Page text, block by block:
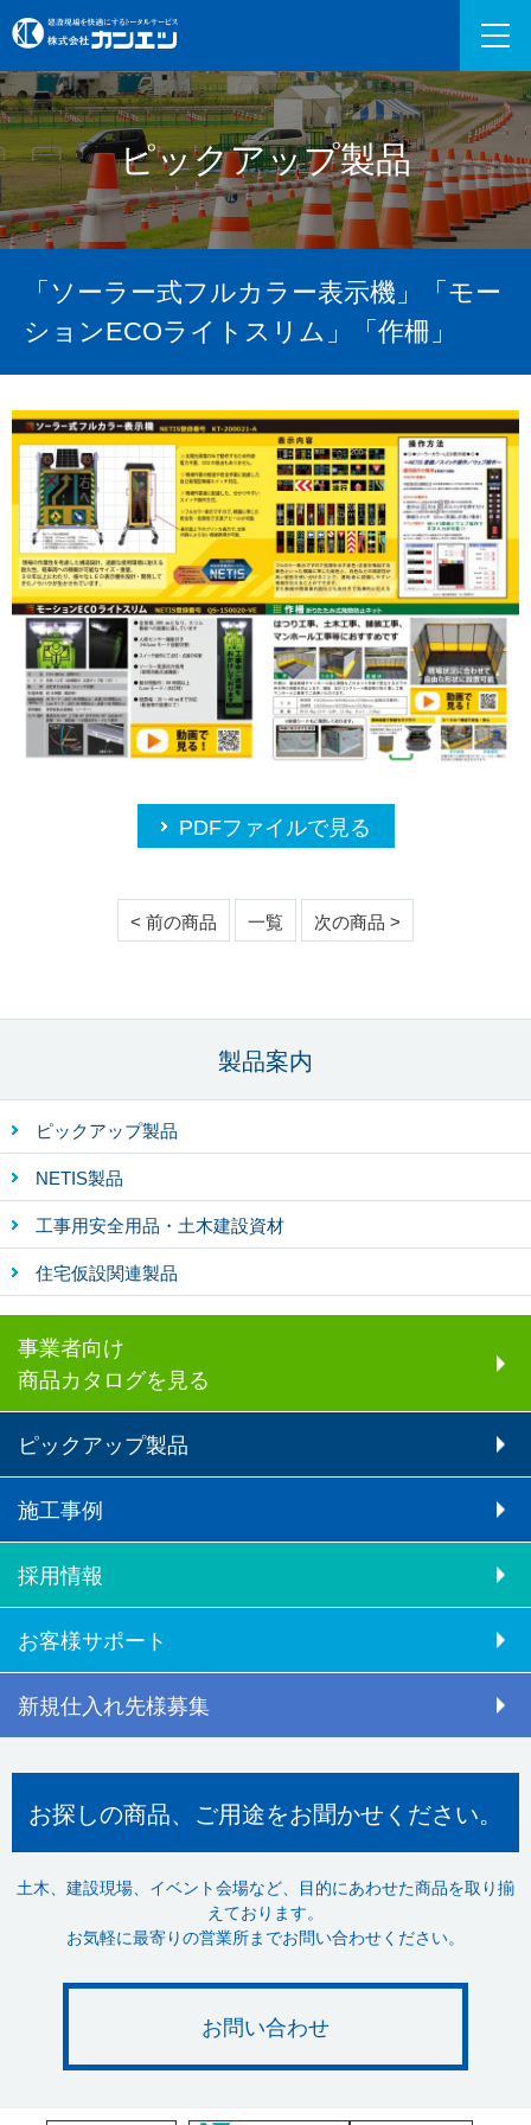
ピックアップ製品
「ソーラー式フルカラー表示機」「モー
ションECOライトスリム」「作柵」
PDFファイルで見る
< 前の商品 一覧 次の商品 >
製品案内
ピックアップ製品
NETIS製品
工事用安全用品・土木建設資材
住宅仮設関連製品
事業者向け
商品カタログを見る
ピックアップ製品
施工事例
採用情報
お客様サポート
新規仕入れ先様募集
お探しの商品、ご用途をお聞かせください。
土木、建設現場、イベント会場など、目的にあわせた商品を取り揃
えております。
お気軽に最寄りの営業所までお問い合わせください。
お問い合わせ